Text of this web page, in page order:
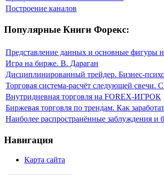
Построение каналов
Популярные Книги Форекс:
Представление данных и основные
Игра на бирже. В. Дараган
Дисциплинированный трейдер. Бизнес-
Торговая система-расчёт следующей свечи.
Внутридневная торговля на FOREX-ИГРОК
Биржевая торговля по трендам. Как
Наиболее распространённые заблуждения и
Навигация
Карта сайта